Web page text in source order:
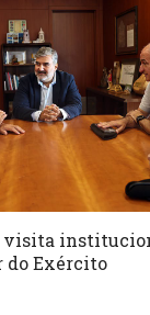
visita
do Exército